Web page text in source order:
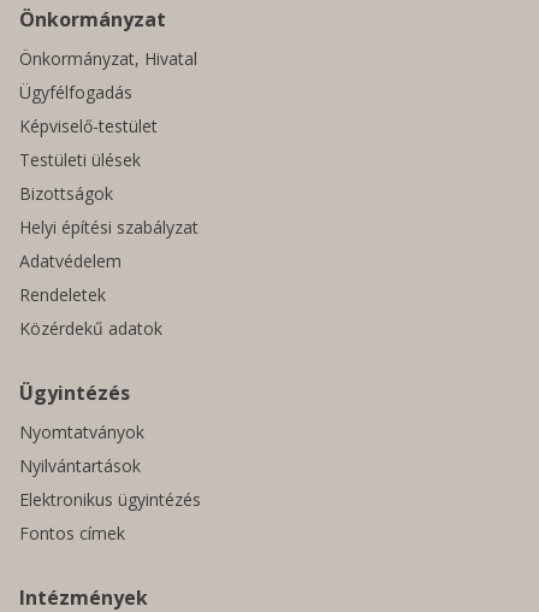
Önkormányzat
Önkormányzat, Hivatal
Ügyfélfogadás
Képviselő-testület
Testületi ülések
Bizottságok
Helyi építési szabályzat
Adatvédelem
Rendeletek
Közérdekű adatok
Ügyintézés
Nyomtatványok
Nyilvántartások
Elektronikus ügyintézés
Fontos címek
Intézmények